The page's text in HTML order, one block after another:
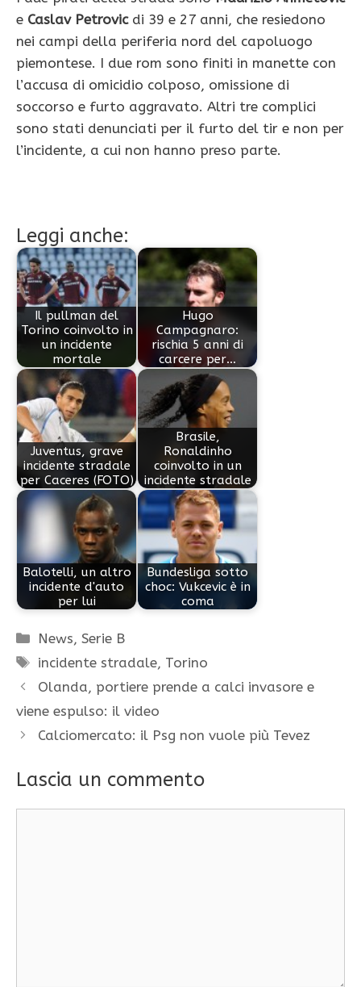
e Caslav Petrovicdi 39 e 27 anni, che resiedono
nei campi della periferia nord del capoluogo
piemontese. I due rom sono finiti in manette con
l’accusa di omicidio colposo, omissione di
soccorso e furto aggravato. Altri tre complici
sono stati denunciati per il furto del tir e non per
l’incidente, a cui non hanno preso parte.
Leggi anche:
Il pullman del
Torino coinvolto in
un incidente
mortale
Hugo
Campagnaro:
rischia 5 anni di
carcere per…
Juventus, grave
incidente stradale
per Caceres (FOTO)
Brasile,
Ronaldinho
coinvolto in un
incidente stradale
Balotelli, un altro
incidente d'auto
per lui
Bundesliga sotto
choc: Vukcevic è in
coma
Categorie
News,Serie B
Tag
incidente stradale, Torino
Olanda, portiere prende a calci invasore e
viene espulso: il video
Calciomercato: il Psg non vuole più Tevez
Lascia un commento